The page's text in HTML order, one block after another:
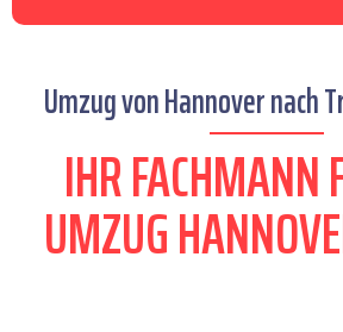
Umzug von Hannover nach
IHR FACHMANN
UMZUG